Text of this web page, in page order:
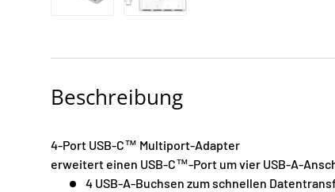
Beschreibung
4-Port USB-C™ Multiport-Adapter
erweitert einen USB-C™-Port um vier USB-A-
4 USB-A-Buchsen zum schnellen